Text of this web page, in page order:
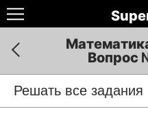
Вопрос
Решать все задания